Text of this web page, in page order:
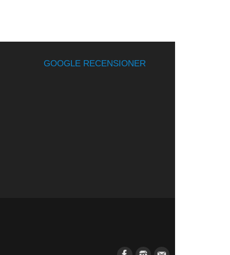
GOOGLE RECENSIONER